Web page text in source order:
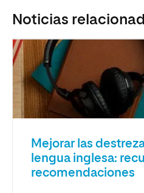
Noticias
Mejorar las
lengua inglesa:
recomendaciones